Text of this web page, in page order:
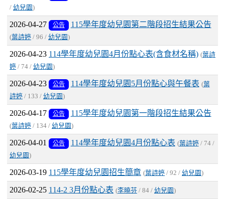
/ 幼兒園)
2026-04-27 公告 115學年度幼兒園第二階段招生結果公告
(葉詩婷 / 96 / 幼兒園 )
2026-04-23 114學年度幼兒園4月份點心表(含食材名稱) (葉詩
婷 / 74 / 幼兒園)
2026-04-23 公告 114學年度幼兒園5月份點心與午餐表 (葉
詩婷 / 133 / 幼兒園 )
2026-04-17 公告 115學年度幼兒園第一階段招生結果公告
(葉詩婷 / 134 / 幼兒園)
2026-04-01 公告 114學年度幼兒園4月份點心表 (葉詩婷/ 74 /
幼兒園 )
2026-03-19 115學年度幼兒園招生簡章 (葉詩婷 / 92 / 幼兒園)
2026-02-25 114-2 3月份點心表 (李曉芬 / 84 / 幼兒園 )